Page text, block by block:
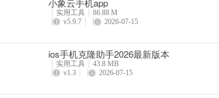
小象云手机app
实用工具
86.88 M
v5.9.7
2026-07-15
ios手机克隆助手2026最新版本
实用工具
43.8 MB
v1.3
2026-07-15